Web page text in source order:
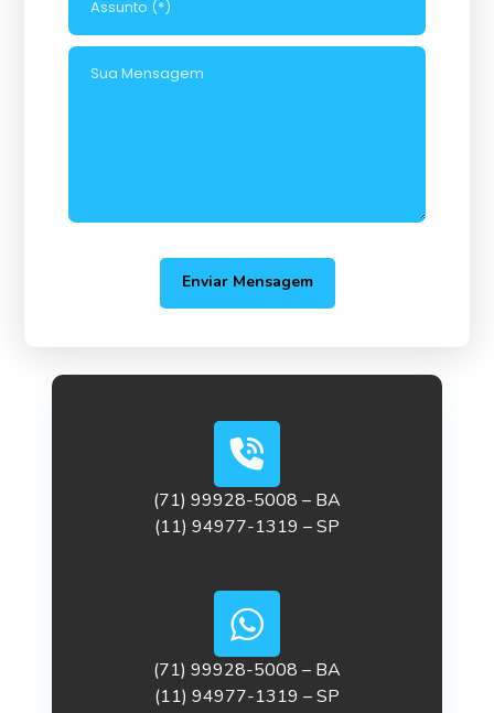
Enviar Mensagem
(71) 99928-5008 – BA
(11) 94977-1319 – SP
(71) 99928-5008 – BA
(11) 94977-1319 – SP